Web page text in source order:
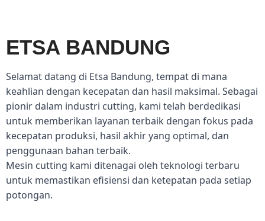
ETSA BANDUNG
Selamat datang di Etsa Bandung, tempat di mana
keahlian dengan kecepatan dan hasil maksimal. Sebagai
pionir dalam industri cutting, kami telah berdedikasi
untuk memberikan layanan terbaik dengan fokus pada
kecepatan produksi, hasil akhir yang optimal, dan
penggunaan bahan terbaik.
Mesin cutting kami ditenagai oleh teknologi terbaru
untuk memastikan efisiensi dan ketepatan pada setiap
potongan.